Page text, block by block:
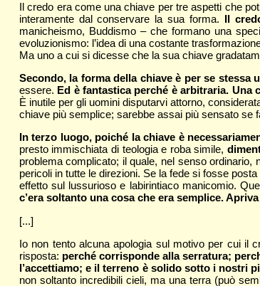
Il credo era come una chiave per tre aspetti che
interamente dal conservare la sua forma. Il
manicheismo, Buddismo – che formano una
evoluzionismo: l’idea di una costante
Ma uno a cui si dicesse che la sua chiave
Secondo, la forma della chiave è per se stessa
essere. Ed è fantastica perché è arbitraria. Una
È inutile per gli uomini disputarvi attorno,
chiave più semplice; sarebbe assai più sensato se
In terzo luogo, poiché la chiave è
presto immischiata di teologia e roba simile,
problema complicato; il quale, nel senso
pericoli in tutte le direzioni. Se la fede si fosse
effetto sul lussurioso e labirintiaco manicomio.
c’era soltanto una cosa che era semplice.
[...]
Io non tento alcuna apologia sul motivo per cui il
risposta: perché corrisponde alla serratura;
l’accettiamo; e il terreno è solido sotto i nostri
non soltanto incredibili cieli, ma una terra (può